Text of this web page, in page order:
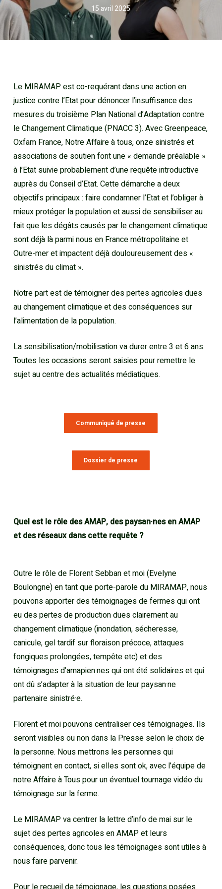
15 avril 2025
Le MIRAMAP est co-requérant dans une action en
justice contre l’Etat pour dénoncer l’insuffisance des
mesures du troisième Plan National d’Adaptation contre
le Changement Climatique (PNACC 3). Avec Greenpeace,
Oxfam France, Notre Affaire à tous, onze sinistrés et
associations de soutien font une « demande préalable »
à l’Etat suivie probablement d’une requête introductive
auprès du Conseil d’Etat. Cette démarche a deux
objectifs principaux : faire condamner l’Etat et l’obliger à
mieux protéger la population et aussi de sensibiliser au
fait que les dégâts causés par le changement climatique
sont déjà là parmi nous en France métropolitaine et
Outre-mer et impactent déjà douloureusement des «
sinistrés du climat ».
Notre part est de témoigner des pertes agricoles dues
au changement climatique et des conséquences sur
l’alimentation de la population.
La sensibilisation/mobilisation va durer entre 3 et 6 ans.
Toutes les occasions seront saisies pour remettre le
sujet au centre des actualités médiatiques.
Communiqué de presse
Dossier de presse
Quel est le rôle des AMAP, des paysan·nes en AMAP
et des réseaux dans cette requête ?
Outre le rôle de Florent Sebban et moi (Evelyne
Boulongne) en tant que porte-parole du MIRAMAP, nous
pouvons apporter des témoignages de fermes qui ont
eu des pertes de production dues clairement au
changement climatique (inondation, sécheresse,
canicule, gel tardif sur floraison précoce, attaques
fongiques prolongées, tempête etc) et des
témoignages d’amapien·nes qui ont été solidaires et qui
ont dû s’adapter à la situation de leur paysan·ne
partenaire sinistré·e.
Florent et moi pouvons centraliser ces témoignages. Ils
seront visibles ou non dans la Presse selon le choix de
la personne. Nous mettrons les personnes qui
témoignent en contact, si elles sont ok, avec l’équipe de
notre Affaire à Tous pour un éventuel tournage vidéo du
témoignage sur la ferme.
Le MIRAMAP va centrer la lettre d’info de mai sur le
sujet des pertes agricoles en AMAP et leurs
conséquences, donc tous les témoignages sont utiles à
nous faire parvenir.